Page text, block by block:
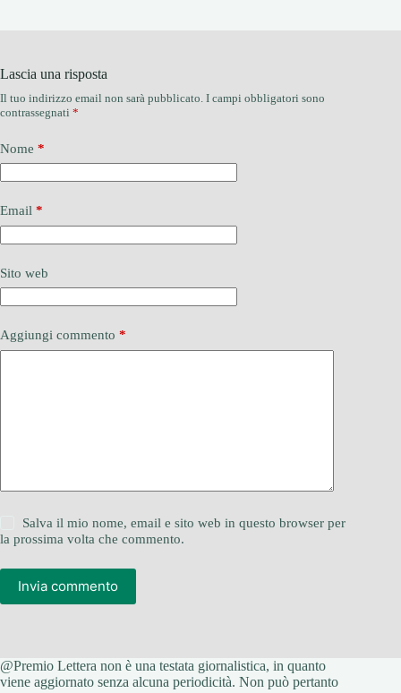
Lascia una risposta
Il tuo indirizzo email non sarà pubblicato. I campi obbligatori sono
contrassegnati *
Nome *
Email *
Sito web
Aggiungi commento *
Salva il mio nome, email e sito web in questo browser per
la prossima volta che commento.
Invia commento
@Premio Lettera non è una testata giornalistica, in quanto
viene aggiornato senza alcuna periodicità. Non può pertanto